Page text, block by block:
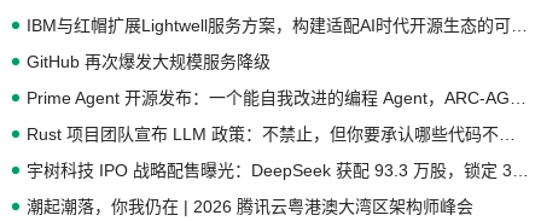
GitHub 再次爆发大规模服务降级
潮起潮落，你我仍在 | 2026 腾讯云粤港澳大湾区架构师峰会